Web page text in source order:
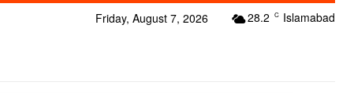
28.2 C Islamabad
Friday, August 7, 2026